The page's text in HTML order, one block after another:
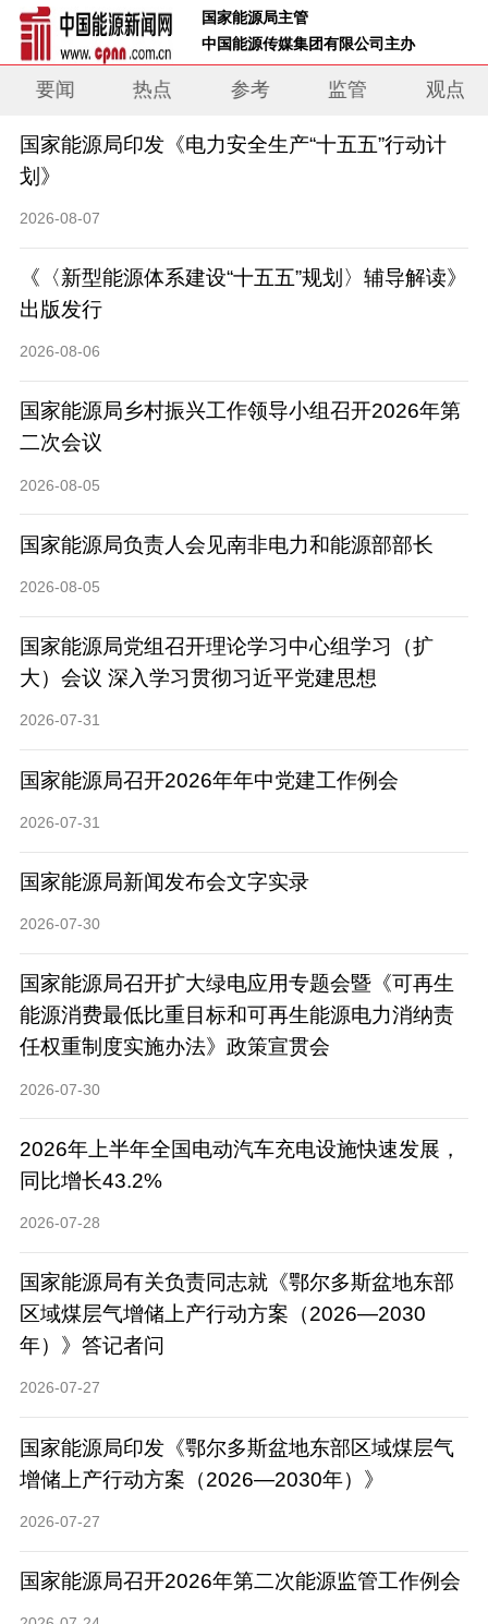
国家能源局主管
中国能源传媒集团有限公司主办
要闻 热点 参考 监管 观点
国家能源局印发《电力安全生产“十五五”行动计
划》
2026-08-07
《〈新型能源体系建设“十五五”规划〉辅导解读》
出版发行
2026-08-06
国家能源局乡村振兴工作领导小组召开2026年第
二次会议
2026-08-05
国家能源局负责人会见南非电力和能源部部长
2026-08-05
国家能源局党组召开理论学习中心组学习（扩
大）会议 深入学习贯彻习近平党建思想
2026-07-31
国家能源局召开2026年年中党建工作例会
2026-07-31
国家能源局新闻发布会文字实录
2026-07-30
国家能源局召开扩大绿电应用专题会暨《可再生
能源消费最低比重目标和可再生能源电力消纳责
任权重制度实施办法》政策宣贯会
2026-07-30
2026年上半年全国电动汽车充电设施快速发展，
同比增长43.2%
2026-07-28
国家能源局有关负责同志就《鄂尔多斯盆地东部
区域煤层气增储上产行动方案（2026—2030
年）》答记者问
2026-07-27
国家能源局印发《鄂尔多斯盆地东部区域煤层气
增储上产行动方案（2026—2030年）》
2026-07-27
国家能源局召开2026年第二次能源监管工作例会